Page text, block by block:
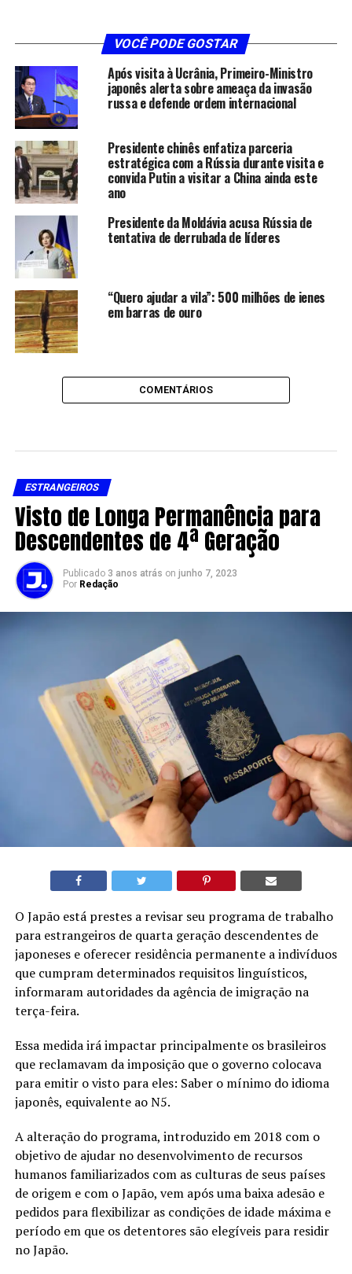
VOCÊ PODE GOSTAR
Após visita à Ucrânia, Primeiro-Ministro
japonês alerta sobre ameaça da invasão
russa e defende ordem internacional
Presidente chinês enfatiza parceria
estratégica com a Rússia durante visita e
convida Putin a visitar a China ainda este
ano
Presidente da Moldávia acusa Rússia de
tentativa de derrubada de líderes
“Quero ajudar a vila”: 500 milhões de ienes
em barras de ouro
COMENTÁRIOS
ESTRANGEIROS
Visto de Longa Permanência para
Descendentes de 4ª Geração
Publicado 3 anos atrás on junho 7, 2023
Por Redação
O Japão está prestes a revisar seu programa de trabalho
para estrangeiros de quarta geração descendentes de
japoneses e oferecer residência permanente a indivíduos
que cumpram determinados requisitos linguísticos,
informaram autoridades da agência de imigração na
terça-feira.
Essa medida irá impactar principalmente os brasileiros
que reclamavam da imposição que o governo colocava
para emitir o visto para eles: Saber o mínimo do idioma
japonês, equivalente ao N5.
A alteração do programa, introduzido em 2018 com o
objetivo de ajudar no desenvolvimento de recursos
humanos familiarizados com as culturas de seus países
de origem e com o Japão, vem após uma baixa adesão e
pedidos para flexibilizar as condições de idade máxima e
período em que os detentores são elegíveis para residir
no Japão.